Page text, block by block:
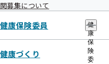
関募集について
健康保険委員
健
康
保
険
委
健康づくり
労働生産性の向上！
従業員の健康増進だけでなく
や職場の一体感の増進につな